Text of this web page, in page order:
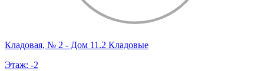
Кладовая, № 2 - Дом 11.2 Кладовые
Этаж: -2